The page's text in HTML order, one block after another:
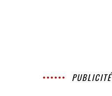
PUBLICITÉ